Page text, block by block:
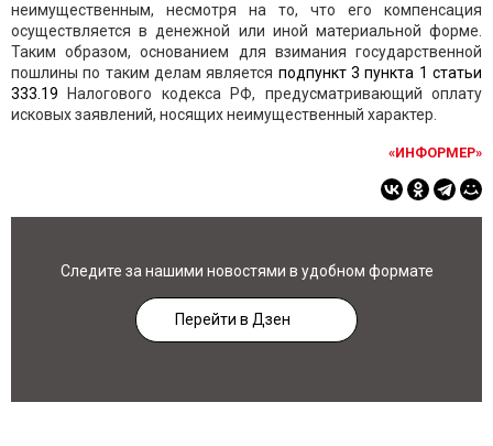
неимущественным, несмотря на то, что его компенсация
осуществляется в денежной или иной материальной форме.
Таким образом, основанием для взимания государственной
пошлины по таким делам является подпункт 3 пункта 1 статьи
333.19 Налогового кодекса РФ, предусматривающий оплату
исковых заявлений, носящих неимущественный характер.
«ИНФОРМЕР»
Следите за нашими новостями в удобном формате
Перейти в Дзен